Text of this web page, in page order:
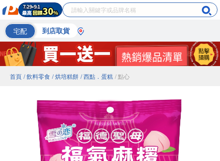
宅配 到店取貨
首頁 / 飲料零食 / 烘培糕餅 / 西點．蛋糕 / 點心